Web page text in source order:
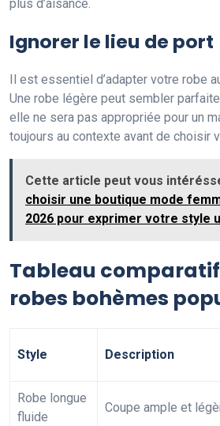
plus d’aisance.
Ignorer le lieu de port
Il est essentiel d’adapter votre robe
Une robe légère peut sembler
elle ne sera pas appropriée pour un
toujours au contexte avant de choisir
Cette article peut vous
choisir une boutique mode
2026 pour exprimer votre style
Tableau comparatif
robes bohèmes
Style Description
Robe longue
fluide
Coupe ample et